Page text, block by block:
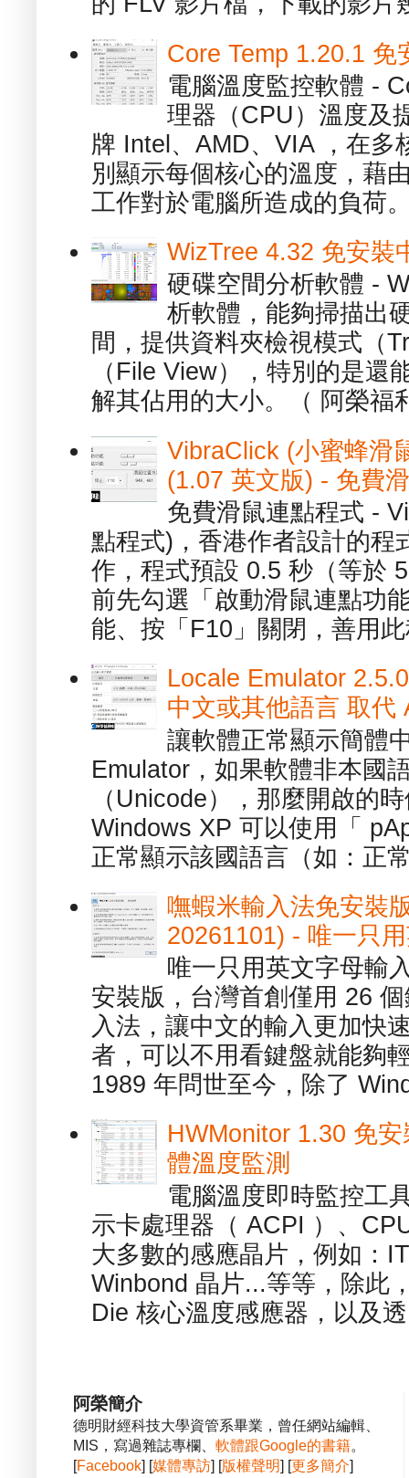
Core Temp 1.20.1 免
電腦溫度監控軟體 -
理器（CPU）溫度及
牌 Intel、AMD、VIA ，在多
別顯示每個核心的溫度，藉
工作對於電腦所造成的負荷
WizTree 4.32 免安裝
硬碟空間分析軟體 -
析軟體，能夠掃描出
間，提供資料夾檢視模式（
（File View），特別的是還
解其佔用的大小。（ 阿榮福
VibraClick (小蜜蜂滑
(1.07 英文版) - 免費
免費滑鼠連點程式 -
點程式)，香港作者設計的程
作，程式預設 0.5 秒（等於
前先勾選「啟動滑鼠連點功
能、按「F10」關閉，善用
Locale Emulator
中文或其他語言 取代
讓軟體正常顯示簡體
Emulator，如果軟體非本國
（Unicode），那麼開啟的
Windows XP 可以使用「
正常顯示該國語言（如：正
嘸蝦米輸入法免安裝
20261101) - 唯一只
唯一只用英文字母輸
安裝版，台灣首創僅用 26
入法，讓中文的輸入更加快
者，可以不用看鍵盤就能夠
1989 年問世至今，除了
HWMonitor 1.30 免
體溫度監測
電腦溫度即時監控工
示卡處理器（ ACPI ）、
大多數的感應晶片，例如：
Winbond 晶片...等等，除此
Die 核心溫度感應器，以及
阿榮簡介
德明財經科技大學資管系畢業，曾任網站編輯、
MIS，寫過雜誌專欄、 軟體跟Google的書籍。
[Facebook] [媒體專訪] [版權聲明] [更多簡介]